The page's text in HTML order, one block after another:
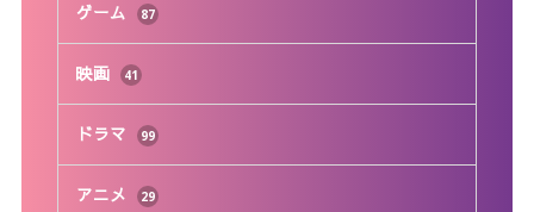
ゲーム 87
映画 41
ドラマ 99
アニメ 29